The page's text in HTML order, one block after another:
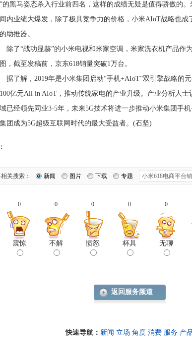
的黑马姿态杀入行业前四名，这样的成绩无疑是值得骄傲的
内业绩大爆发，除了极具竞争力的价格，小米AIoT战略也成
助推器。
了“战功显赫”的小米电视和米家空调，米家洗衣机产品作
，截至发稿前，京东618销量突破1万台。
了解，2019年是小米集团启动“手机+AIoT”双引擎战略的
亿元All in AIoT，推动传统家电的产业升级。产业分析人
已经领先同业3-5年，未来5G技术将进一步推动小米集团手
团成为5G超级互联网时代的最大受益者。(石坚)
关搜索： 新闻 图片 下载 专题
0
震惊
0
不解
0
愤怒
0
杯具
0
无聊
返回服务频道
快速导航： 新闻 立场 角度 消费 服务 产